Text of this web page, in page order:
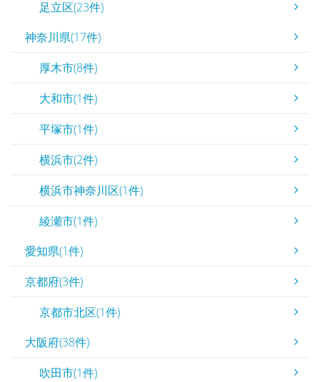
足立区(23件)
神奈川県(17件)
厚木市(8件)
大和市(1件)
平塚市(1件)
横浜市(2件)
横浜市神奈川区(1件)
綾瀬市(1件)
愛知県(1件)
京都府(3件)
京都市北区(1件)
大阪府(38件)
吹田市(1件)